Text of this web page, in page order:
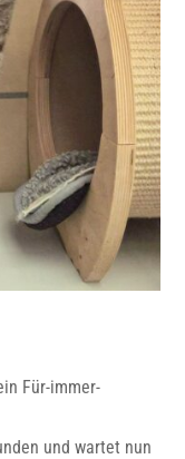
Für-immer-
und wartet nun